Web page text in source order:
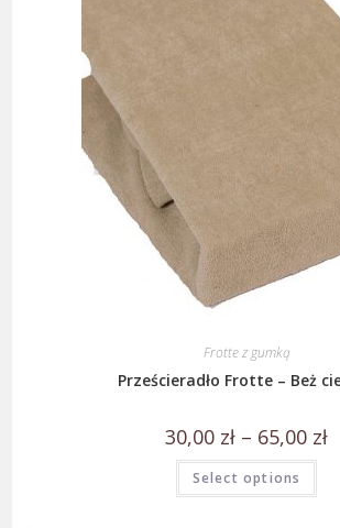
Frotte z gumką
Prześcieradło Frotte – Beż
30,00 zł – 65,00 zł
Select options